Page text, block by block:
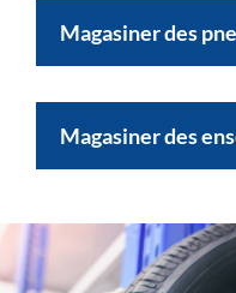
Magasiner des
Magasiner des